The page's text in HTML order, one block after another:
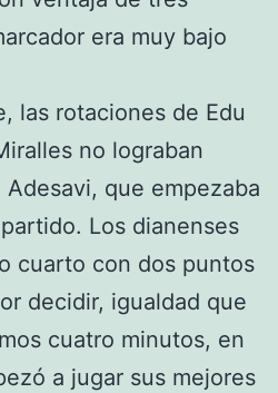
era muy bajo
las rotaciones de Edu
no lograban
que empezaba
Los dianenses
cuarto con dos puntos
decidir, igualdad que
cuatro minutos, en
a jugar sus mejores